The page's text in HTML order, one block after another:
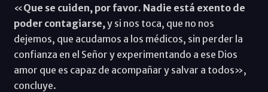
«Que se cuiden, por favor. Nadie está exento de
poder contagiarse, y si nos toca, que no nos
dejemos, que acudamos a los médicos, sin perder la
confianza en el Señor y experimentando a ese Dios
amor que es capaz de acompañar y salvar a todos»,
concluye.